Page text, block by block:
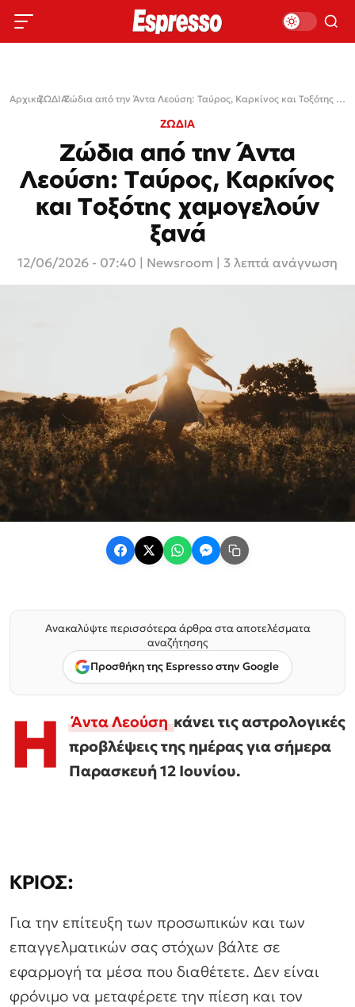
Αρχική›
ΖΩΔΙΑ› Ζώδια από την Άντα Λεούση: Ταύρος, Καρκίνος και Τοξότης χαμογελούν ξανά
ΖΩΔΙΑ
Ζώδια από την Άντα
Λεούση: Ταύρος, Καρκίνος
και Τοξότης χαμογελούν
ξανά
12/06/2026 - 07:40 Newsroom | 3 λεπτά ανάγνωση
Ανακαλύψτε περισσότερα άρθρα στα αποτελέσματα
αναζήτησης
Προσθήκη της Espresso στην Google
Η Άντα Λεούσηκάνει τις αστρολογικές
προβλέψεις της ημέρας για σήμερα
Παρασκευή 12 Ιουνίου.
ΚΡΙΟΣ:
Για την επίτευξη των προσωπικών και των
επαγγελματικών σας στόχων βάλτε σε
εφαρμογή τα μέσα που διαθέτετε. Δεν είναι
φρόνιμο να μεταφέρετε την πίεση και τον